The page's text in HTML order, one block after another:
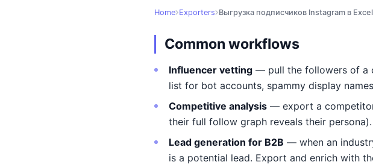
Home Exporters Выгрузка подписчиков Instagram в Excel
Common workflows
Influencer vetting — pull the followers of a
list for bot accounts, spammy display
Competitive analysis — export a
their full follow graph reveals their persona).
Lead generation for B2B — when an
is a potential lead. Export and enrich with